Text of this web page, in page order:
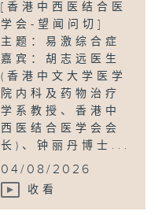
[香港中西医结合医
学会-望闻问切]
主题：易激综合症
嘉宾：胡志远医生
(香港中文大学医学
院内科及药物治疗
学系教授、香港中
西医结合医学会会
长)、钟丽丹博士...
04/08/2026
收看